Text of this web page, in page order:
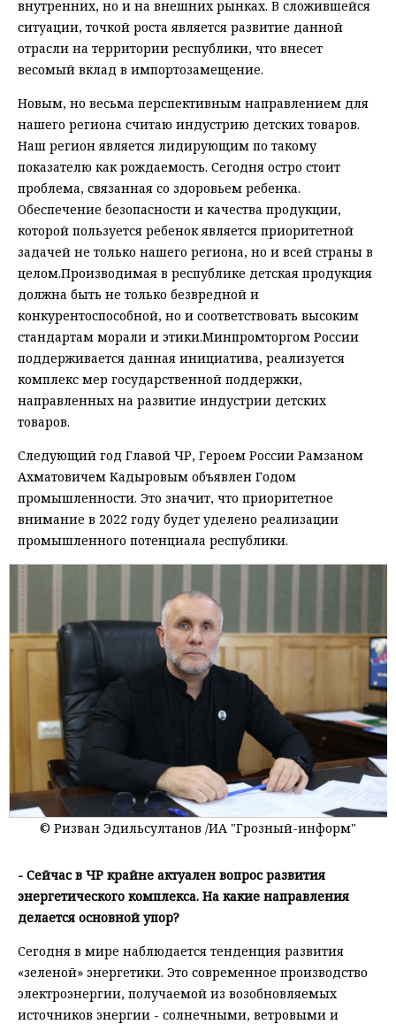
внутренних, но и на внешних рынках. В сложившейся
ситуации, точкой роста является развитие данной
отрасли на территории республики, что внесет
весомый вклад в импортозамещение.
Новым, но весьма перспективным направлением для
нашего региона считаю индустрию детских товаров.
Наш регион является лидирующим по такому
показателю как рождаемость. Сегодня остро стоит
проблема, связанная со здоровьем ребенка.
Обеспечение безопасности и качества продукции,
которой пользуется ребенок является приоритетной
задачей не только нашего региона, но и всей страны в
целом.Производимая в республике детская продукция
должна быть не только безвредной и
конкурентоспособной, но и соответствовать высоким
стандартам морали и этики.Минпромторгом России
поддерживается данная инициатива, реализуется
комплекс мер государственной поддержки,
направленных на развитие индустрии детских
товаров.
Следующий год Главой ЧР, Героем России Рамзаном
Ахматовичем Кадыровым объявлен Годом
промышленности. Это значит, что приоритетное
внимание в 2022 году будет уделено реализации
промышленного потенциала республики.
© Ризван Эдильсултанов /ИА "Грозный-информ"
- Сейчас в ЧР крайне актуален вопрос развития
энергетического комплекса. На какие направления
делается основной упор?
Сегодня в мире наблюдается тенденция развития
«зеленой» энергетики. Это современное производство
электроэнергии, получаемой из возобновляемых
источников энергии - солнечными, ветровыми и